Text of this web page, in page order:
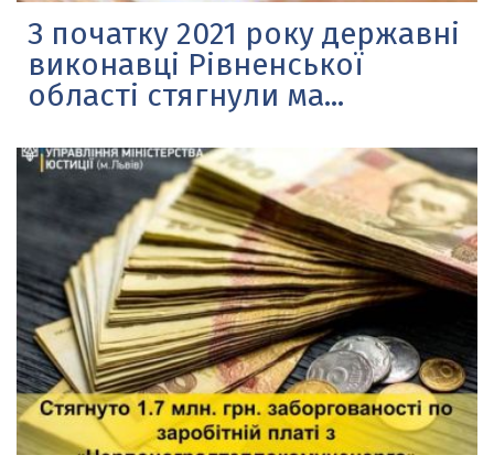
З початку 2021 року державні
виконавці Рівненської
області стягнули ма...